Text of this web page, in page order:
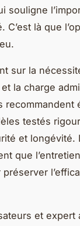
souligne
C’est là que
sur la
la charge
recommandent
testés
et longévité.
que
et expert